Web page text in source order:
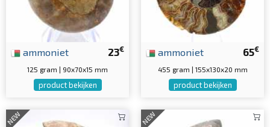
23€
ammoniet
125 gram | 90x70x15 mm
product bekijken
65€
ammoniet
455 gram | 155x130x20 mm
product bekijken
NEW NEW